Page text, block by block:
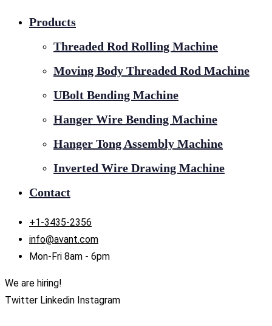
Products
Threaded Rod Rolling Machine
Moving Body Threaded Rod Machine
UBolt Bending Machine
Hanger Wire Bending Machine
Hanger Tong Assembly Machine
Inverted Wire Drawing Machine
Contact
+1-3435-2356
info@avant.com
Mon-Fri 8am - 6pm
We are hiring!
Twitter Linkedin Instagram